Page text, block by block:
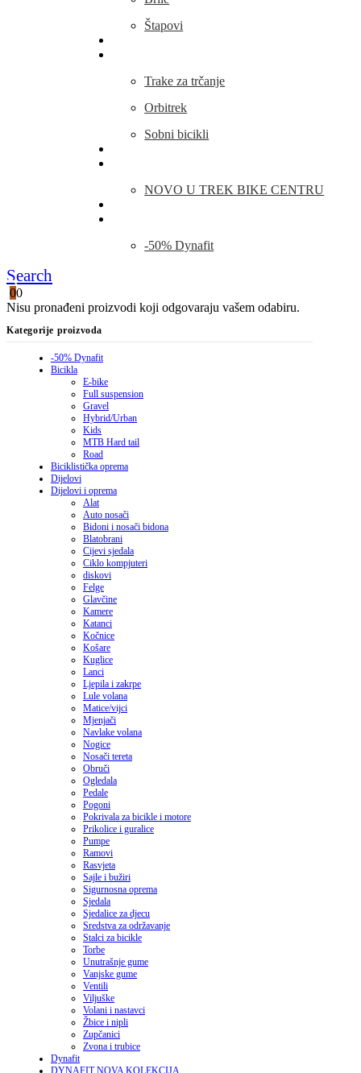
Štapovi
Trake za trčanje
Orbitrek
Sobni bicikli
NOVO U TREK BIKE CENTRU
-50% Dynafit
Search
00
Nisu pronađeni proizvodi koji odgovaraju vašem odabiru.
Kategorije proizvoda
-50% Dynafit
Bicikla
E-bike
Full suspension
Gravel
Hybrid/Urban
Kids
MTB Hard tail
Road
Biciklistička oprema
Dijelovi
Dijelovi i oprema
Alat
Auto nosači
Bidoni i nosači bidona
Blatobrani
Cijevi sjedala
Ciklo kompjuteri
diskovi
Felge
Glavčine
Kamere
Katanci
Kočnice
Košare
Kuglice
Lanci
Ljepila i zakrpe
Lule volana
Matice/vijci
Mjenjači
Navlake volana
Nogice
Nosači tereta
Obruči
Ogledala
Pedale
Pogoni
Pokrivala za bicikle i motore
Prikolice i guralice
Pumpe
Ramovi
Rasvjeta
Sajle i bužiri
Sigurnosna oprema
Sjedala
Sjedalice za djecu
Sredstva za održavanje
Stalci za bicikle
Torbe
Unutrašnje gume
Vanjske gume
Ventili
Viljuške
Volani i nastavci
Žbice i nipli
Zupčanici
Zvona i trubice
Dynafit
DYNAFIT NOVA KOLEKCIJA